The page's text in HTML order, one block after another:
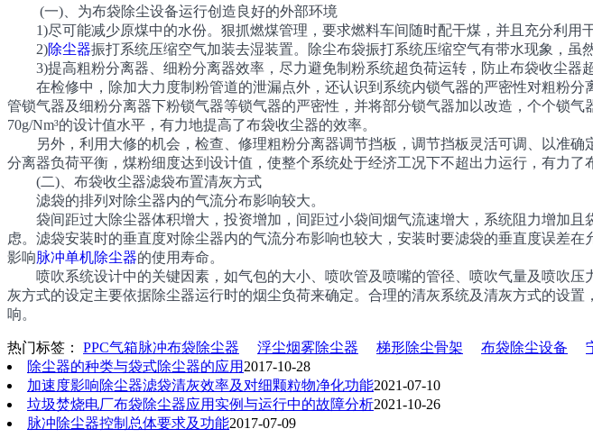
(一)、为布袋除尘设备运行创造良好的外部环境
1)尽可能减少原煤中的水份。狠抓燃煤管理，要求燃料车间随时配干煤，并且充分利用
2)除尘器振打系统压缩空气加装去湿装置。除尘布袋振打系统压缩空气有带水现象，虽
3)提高粗粉分离器、细粉分离器效率，尽力避免制粉系统超负荷运转，防止布袋收尘器超
在检修中，除加大力度制粉管道的泄漏点外，还认识到系统内锁气器的严密性对粗粉分
管锁气器及细粉分离器下粉锁气器等锁气器的严密性，并将部分锁气器加以改造，个个锁
70g/Nm³的设计值水平，有力地提高了布袋收尘器的效率。
另外，利用大修的机会，检查、修理粗粉分离器调节挡板，调节挡板灵活可调、以准确
分离器负荷平衡，煤粉细度达到设计值，使整个系统处于经济工况下不超出力运行，有力了
(二)、布袋收尘器滤袋布置清灰方式
滤袋的排列对除尘器内的气流分布影响较大。
袋间距过大除尘器体积增大，投资增加，间距过小袋间烟气流速增大，系统阻力增加且
虑。滤袋安装时的垂直度对除尘器内的气流分布影响也较大，安装时要滤袋的垂直度误差
影响脉冲单机除尘器的使用寿命。
喷吹系统设计中的关键因素，如气包的大小、喷吹管及喷嘴的管径、喷吹气量及喷吹压
灰方式的设定主要依据除尘器运行时的烟尘负荷来确定。合理的清灰系统及清灰方式的设
响。
热门标签： PPC气箱脉冲布袋除尘器 浮尘烟雾除尘器 梯形除尘骨架 布袋除尘设备
除尘器的种类与袋式除尘器的应用 2017-10-28
加速度影响除尘器滤袋清灰效率及对细颗粒物净化功能2021-07-10
垃圾焚烧电厂布袋除尘器应用实例与运行中的故障分析2021-10-26
脉冲除尘器控制总体要求及功能2017-07-09